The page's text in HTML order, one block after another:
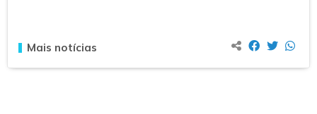
Mais notícias